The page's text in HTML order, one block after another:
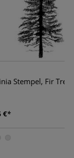
Stempel, Fir Tree
€